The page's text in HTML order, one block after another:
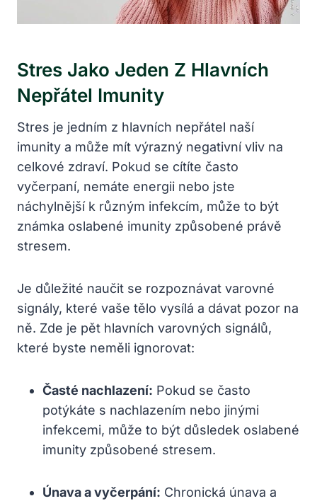
Stres Jako Jeden Z Hlavních
Nepřátel Imunity
Stres je jedním z hlavních nepřátel naší
imunity a může mít výrazný negativní vliv na
celkové zdraví. Pokud se cítíte často
vyčerpaní, nemáte energii nebo jste
náchylnější k různým infekcím, může to být
známka oslabené imunity způsobené právě
stresem.
Je důležité naučit se rozpoznávat varovné
signály, které vaše tělo vysílá a dávat pozor na
ně. Zde je pět hlavních varovných signálů,
které byste neměli ignorovat:
Časté nachlazení: Pokud se často
potýkáte s nachlazením nebo jinými
infekcemi, může to být důsledek oslabené
imunity způsobené stresem.
Únava a vyčerpání: Chronická únava a